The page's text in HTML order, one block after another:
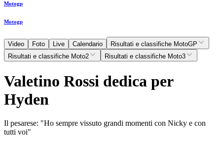
Motogp
Motogp
Video Foto Live Calendario
Risultati e classifiche MotoGP
Risultati e classifiche Moto2
Risultati e classifiche Moto3
Valetino Rossi dedica per
Hyden
Il pesarese: "Ho sempre vissuto grandi momenti con Nicky e con
tutti voi"